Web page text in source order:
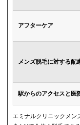
アフターケア
メンズ脱毛に対する配
駅からのアクセスと医
エミナルクリニックメン